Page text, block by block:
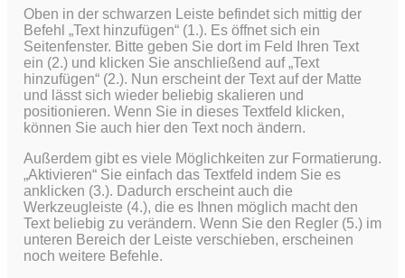
Oben in der schwarzen Leiste befindet sich mittig der
Befehl „Text hinzufügen“ (1.). Es öffnet sich ein
Seitenfenster. Bitte geben Sie dort im Feld Ihren Text
ein (2.) und klicken Sie anschließend auf „Text
hinzufügen“ (2.). Nun erscheint der Text auf der Matte
und lässt sich wieder beliebig skalieren und
positionieren. Wenn Sie in dieses Textfeld klicken,
können Sie auch hier den Text noch ändern.
Außerdem gibt es viele Möglichkeiten zur Formatierung.
„Aktivieren“ Sie einfach das Textfeld indem Sie es
anklicken (3.). Dadurch erscheint auch die
Werkzeugleiste (4.), die es Ihnen möglich macht den
Text beliebig zu verändern. Wenn Sie den Regler (5.) im
unteren Bereich der Leiste verschieben, erscheinen
noch weitere Befehle.